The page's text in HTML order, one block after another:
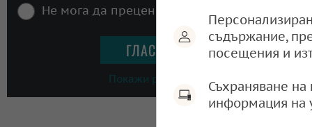
Не мога да преценя
Покажи резултати
съдържание,
посещения и
Съхраняване
информация на